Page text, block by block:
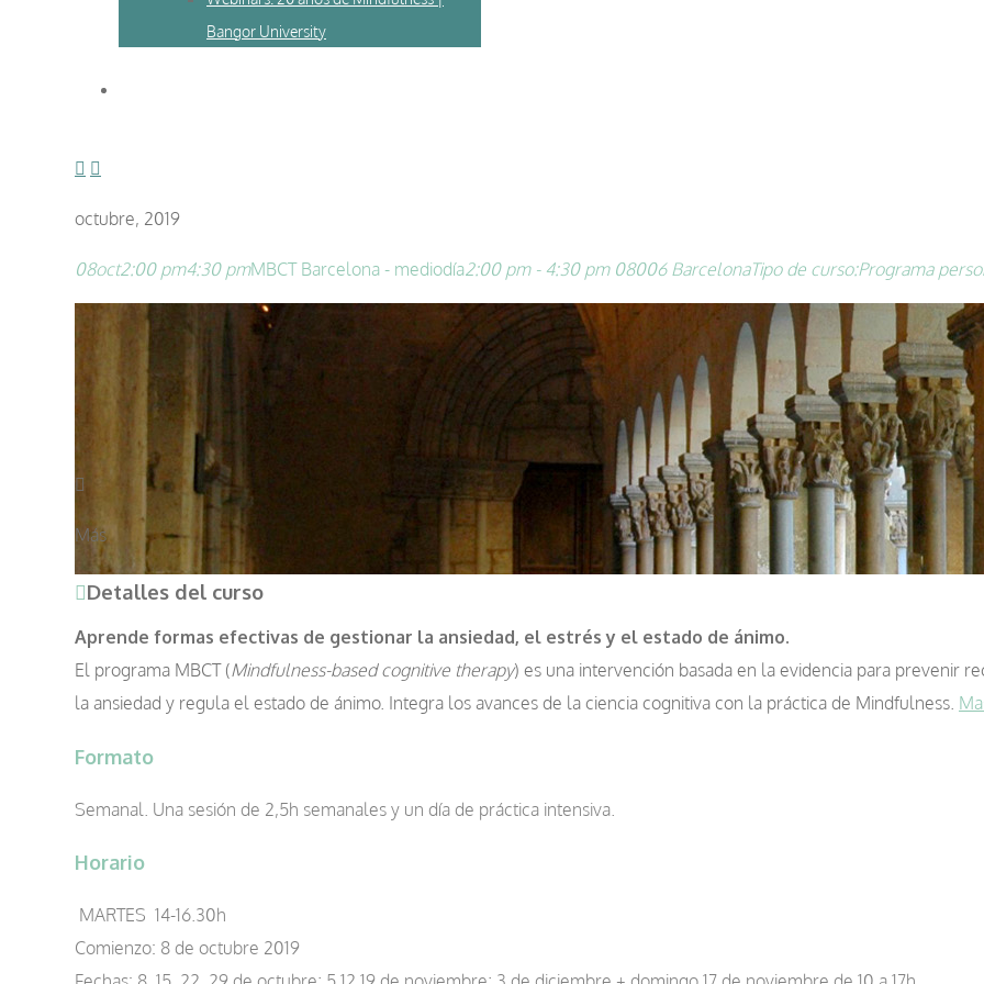
Bangor University
octubre, 2019
08oct2:00 pm4:30 pmMBCT Barcelona - mediodía2:00 pm - 4:30 pm 08006 BarcelonaTipo de curso:Programa
Más
Detalles del curso
Aprende formas efectivas de gestionar la ansiedad, el estrés y el estado de ánimo.
El programa MBCT (Mindfulness-based cognitive therapy) es una intervención basada en la evidencia para prevenir
la ansiedad y regula el estado de ánimo. Integra los avances de la ciencia cognitiva con la práctica de Mindfulness.
Formato
Semanal. Una sesión de 2,5h semanales y un día de práctica intensiva.
Horario
MARTES 14-16.30h
Comienzo: 8 de octubre 2019